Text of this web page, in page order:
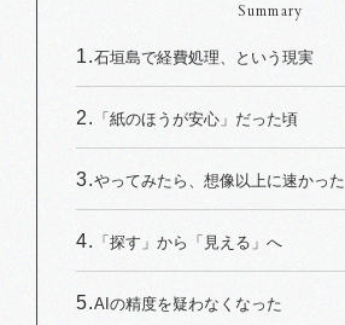
Summary
石垣島で経費処理、という現実
「紙のほうが安心」だった頃
やってみたら、想像以上に速かった
「探す」から「見える」へ
AIの精度を疑わなくなった